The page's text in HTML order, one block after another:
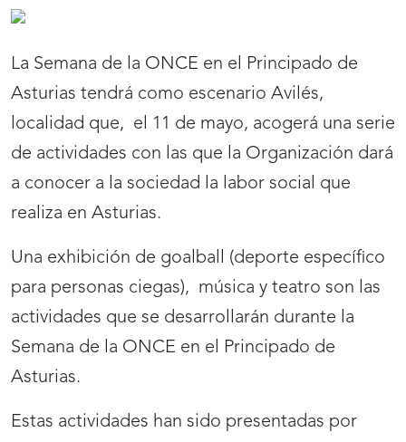
La Semana de la ONCE en el Principado de
Asturias tendrá como escenario Avilés,
localidad que, el 11 de mayo, acogerá una serie
de actividades con las que la Organización dará
a conocer a la sociedad la labor social que
realiza en Asturias.
Una exhibición de goalball (deporte específico
para personas ciegas), música y teatro son las
actividades que se desarrollarán durante la
Semana de la ONCE en el Principado de
Asturias.
Estas actividades han sido presentadas por